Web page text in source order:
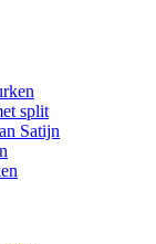
split
Satijn